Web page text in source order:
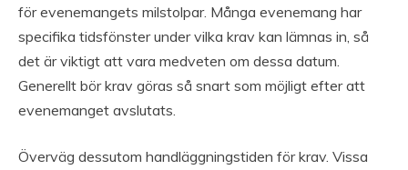
för evenemangets milstolpar. Många evenemang har
specifika tidsfönster under vilka krav kan lämnas in, så
det är viktigt att vara medveten om dessa datum.
Generellt bör krav göras så snart som möjligt efter att
evenemanget avslutats.
Överväg dessutom handläggningstiden för krav. Vissa